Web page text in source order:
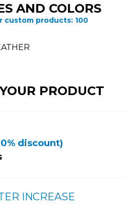
AND COLORS
custom products: 100
PRODUCT
discount)
INCREASE